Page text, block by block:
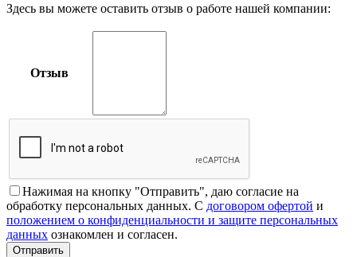
Здесь вы можете оставить отзыв о работе нашей компании:
Отзыв
Нажимая на кнопку "Отправить", даю согласие на
обработку персональных данных. С договором офертой и
положением о конфиденциальности и защите персональных
данных ознакомлен и согласен.